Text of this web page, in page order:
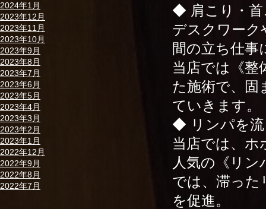
2024年1月
2023年12月
2023年11月
2023年10月
2023年9月
2023年8月
2023年7月
2023年6月
2023年5月
2023年4月
2023年3月
2023年2月
2023年1月
2022年12月
2022年9月
2022年8月
2022年7月
◆ 肩こり・
デスクワーク
間の立ち仕事
当店では《整
た施術で、固
ていきます。
◆ リンパを
当店では、
人気の《リ
では、滞った
を促進。